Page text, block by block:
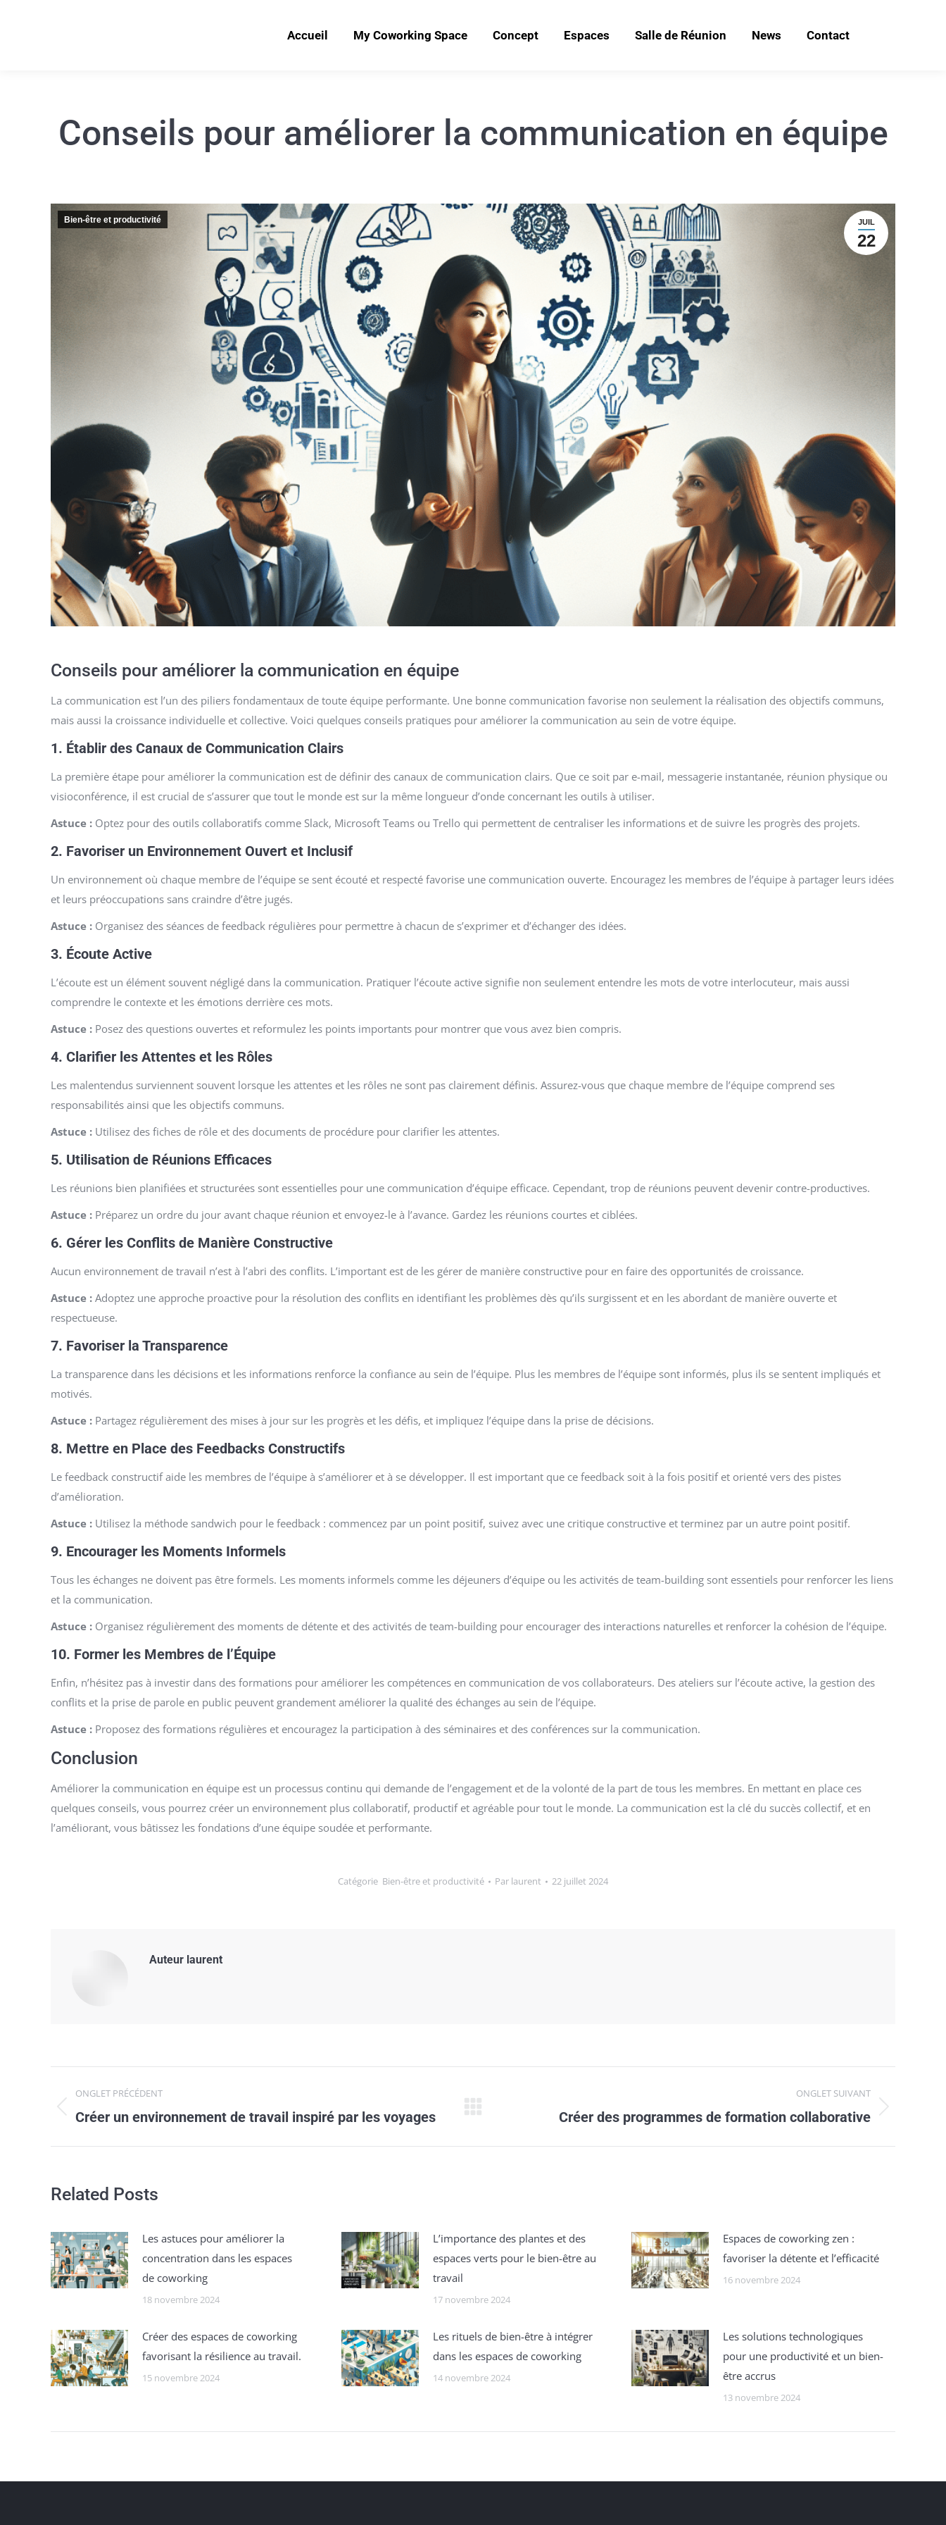
Accueil My Coworking Space Concept Espaces Salle de Réunion News Contact
Conseils pour améliorer la communication en équipe
JUIL
22
Bien-être et productivité
Conseils pour améliorer la communication en équipe
La communication est l’un des piliers fondamentaux de toute équipe performante. Une bonne communication favorise non seulement la réalisation des objectifs communs,
mais aussi la croissance individuelle et collective. Voici quelques conseils pratiques pour améliorer la communication au sein de votre équipe.
1. Établir des Canaux de Communication Clairs
La première étape pour améliorer la communication est de définir des canaux de communication clairs. Que ce soit par e-mail, messagerie instantanée, réunion physique ou
visioconférence, il est crucial de s’assurer que tout le monde est sur la même longueur d’onde concernant les outils à utiliser.
Astuce : Optez pour des outils collaboratifs comme Slack, Microsoft Teams ou Trello qui permettent de centraliser les informations et de suivre les progrès des projets.
2. Favoriser un Environnement Ouvert et Inclusif
Un environnement où chaque membre de l’équipe se sent écouté et respecté favorise une communication ouverte. Encouragez les membres de l’équipe à partager leurs idées
et leurs préoccupations sans craindre d’être jugés.
Astuce : Organisez des séances de feedback régulières pour permettre à chacun de s’exprimer et d’échanger des idées.
3. Écoute Active
L’écoute est un élément souvent négligé dans la communication. Pratiquer l’écoute active signifie non seulement entendre les mots de votre interlocuteur, mais aussi
comprendre le contexte et les émotions derrière ces mots.
Astuce : Posez des questions ouvertes et reformulez les points importants pour montrer que vous avez bien compris.
4. Clarifier les Attentes et les Rôles
Les malentendus surviennent souvent lorsque les attentes et les rôles ne sont pas clairement définis. Assurez-vous que chaque membre de l’équipe comprend ses
responsabilités ainsi que les objectifs communs.
Astuce : Utilisez des fiches de rôle et des documents de procédure pour clarifier les attentes.
5. Utilisation de Réunions Efficaces
Les réunions bien planifiées et structurées sont essentielles pour une communication d’équipe efficace. Cependant, trop de réunions peuvent devenir contre-productives.
Astuce : Préparez un ordre du jour avant chaque réunion et envoyez-le à l’avance. Gardez les réunions courtes et ciblées.
6. Gérer les Conflits de Manière Constructive
Aucun environnement de travail n’est à l’abri des conflits. L’important est de les gérer de manière constructive pour en faire des opportunités de croissance.
Astuce : Adoptez une approche proactive pour la résolution des conflits en identifiant les problèmes dès qu’ils surgissent et en les abordant de manière ouverte et
respectueuse.
7. Favoriser la Transparence
La transparence dans les décisions et les informations renforce la confiance au sein de l’équipe. Plus les membres de l’équipe sont informés, plus ils se sentent impliqués et
motivés.
Astuce : Partagez régulièrement des mises à jour sur les progrès et les défis, et impliquez l’équipe dans la prise de décisions.
8. Mettre en Place des Feedbacks Constructifs
Le feedback constructif aide les membres de l’équipe à s’améliorer et à se développer. Il est important que ce feedback soit à la fois positif et orienté vers des pistes
d’amélioration.
Astuce : Utilisez la méthode sandwich pour le feedback : commencez par un point positif, suivez avec une critique constructive et terminez par un autre point positif.
9. Encourager les Moments Informels
Tous les échanges ne doivent pas être formels. Les moments informels comme les déjeuners d’équipe ou les activités de team-building sont essentiels pour renforcer les liens
et la communication.
Astuce : Organisez régulièrement des moments de détente et des activités de team-building pour encourager des interactions naturelles et renforcer la cohésion de l’équipe.
10. Former les Membres de l’Équipe
Enfin, n’hésitez pas à investir dans des formations pour améliorer les compétences en communication de vos collaborateurs. Des ateliers sur l’écoute active, la gestion des
conflits et la prise de parole en public peuvent grandement améliorer la qualité des échanges au sein de l’équipe.
Astuce : Proposez des formations régulières et encouragez la participation à des séminaires et des conférences sur la communication.
Conclusion
Améliorer la communication en équipe est un processus continu qui demande de l’engagement et de la volonté de la part de tous les membres. En mettant en place ces
quelques conseils, vous pourrez créer un environnement plus collaboratif, productif et agréable pour tout le monde. La communication est la clé du succès collectif, et en
l’améliorant, vous bâtissez les fondations d’une équipe soudée et performante.
Catégorie Bien-être et productivité Par laurent 22 juillet 2024
Auteur laurent
Navigation
de
commentaire
ONGLET PRÉCÉDENT
Onglet
Créer un environnement de travail inspiré par les voyages
ONGLET SUIVANT
Créer des programmes de formation collaborative
Related Posts
Les astuces pour améliorer la
concentration dans les espaces
de coworking
18 novembre 2024
Lʼimportance des plantes et des
espaces verts pour le bien-être au
travail
17 novembre 2024
Espaces de coworking zen :
favoriser la détente et l’efficacité
16 novembre 2024
Créer des espaces de coworking
favorisant la résilience au travail.
15 novembre 2024
Les rituels de bien-être à intégrer
dans les espaces de coworking
14 novembre 2024
Les solutions technologiques
pour une productivité et un bien-
être accrus
13 novembre 2024